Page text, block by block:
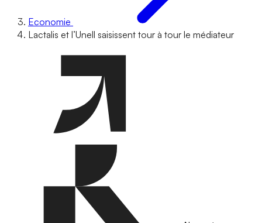
Economie
Lactalis et l’Unell saisissent tour à tour le médiateur